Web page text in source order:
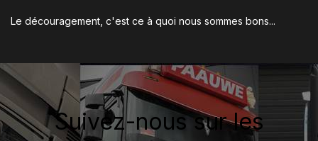
Le découragement, c'est ce à quoi nous sommes bons...
Suivez-nous sur les